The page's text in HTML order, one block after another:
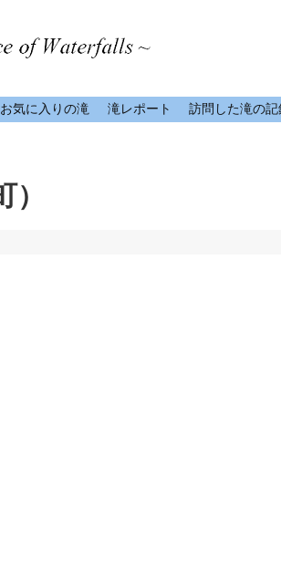
お気に入りの滝 滝レポート 訪問した滝の記